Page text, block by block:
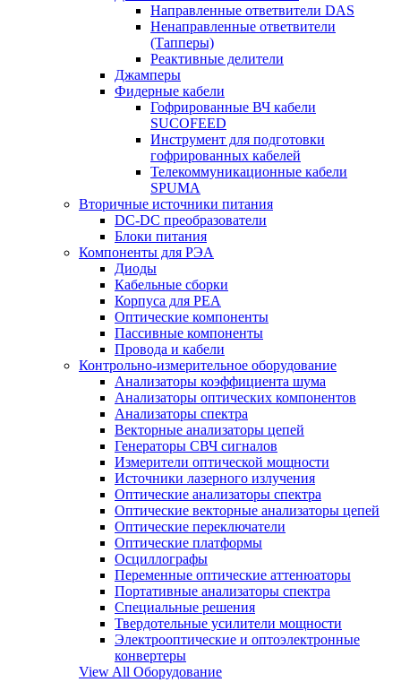
Направленные ответвители DAS
Ненаправленные ответвители
(Тапперы)
Реактивные делители
Джамперы
Фидерные кабели
Гофрированные ВЧ кабели
SUCOFEED
Инструмент для подготовки
гофрированных кабелей
Телекоммуникационные кабели
SPUMA
Вторичные источники питания
DC-DC преобразователи
Блоки питания
Компоненты для РЭА
Диоды
Кабельные сборки
Корпуса для РЕА
Оптические компоненты
Пассивные компоненты
Провода и кабели
Контрольно-измерительное оборудование
Анализаторы коэффициента шума
Анализаторы оптических компонентов
Анализаторы спектра
Векторные анализаторы цепей
Генераторы СВЧ сигналов
Измерители оптической мощности
Источники лазерного излучения
Оптические анализаторы спектра
Оптические векторные анализаторы цепей
Оптические переключатели
Оптические платформы
Осциллографы
Переменные оптические аттенюаторы
Портативные анализаторы спектра
Специальные решения
Твердотельные усилители мощности
Электрооптические и оптоэлектронные
конвертеры
View All Оборудование